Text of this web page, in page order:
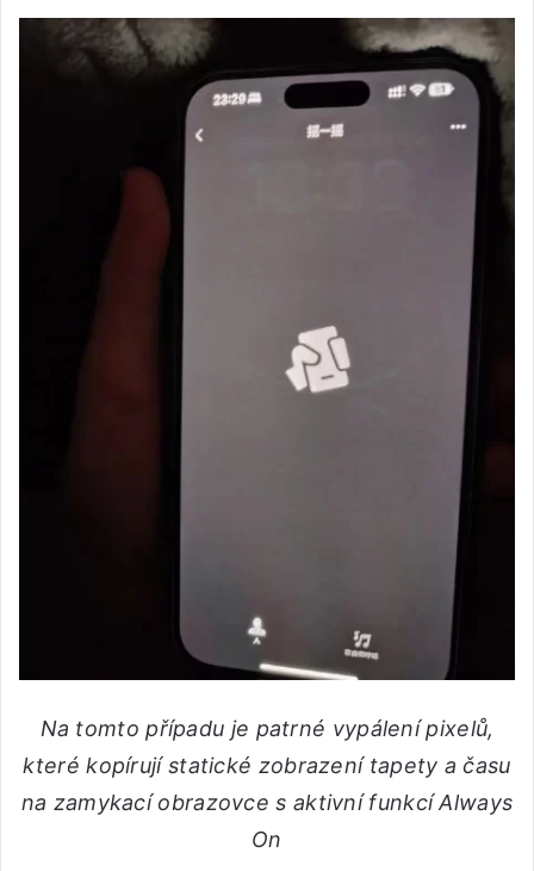
Na tomto případu je patrné vypálení pixelů,
které kopírují statické zobrazení tapety a času
na zamykací obrazovce s aktivní funkcí Always
On